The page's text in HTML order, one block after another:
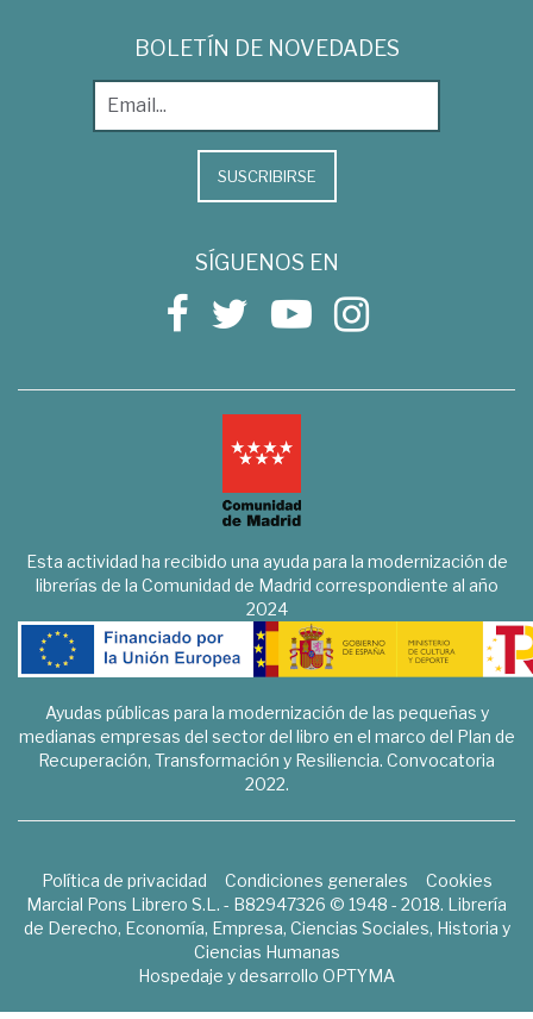
BOLETÍN DE NOVEDADES
SUSCRIBIRSE
SÍGUENOS EN
Esta actividad ha recibido una ayuda para la modernización de
librerías de la Comunidad de Madrid correspondiente al año
2024
Ayudas públicas para la modernización de las pequeñas y
medianas empresas del sector del libro en el marco del Plan de
Recuperación, Transformación y Resiliencia. Convocatoria
2022.
Política de privacidad Condiciones generales
Cookies
Marcial Pons Librero S.L. - B82947326 © 1948 - 2018. Librería
de Derecho, Economía, Empresa, Ciencias Sociales, Historia y
Ciencias Humanas
Hospedaje y desarrollo OPTYMA